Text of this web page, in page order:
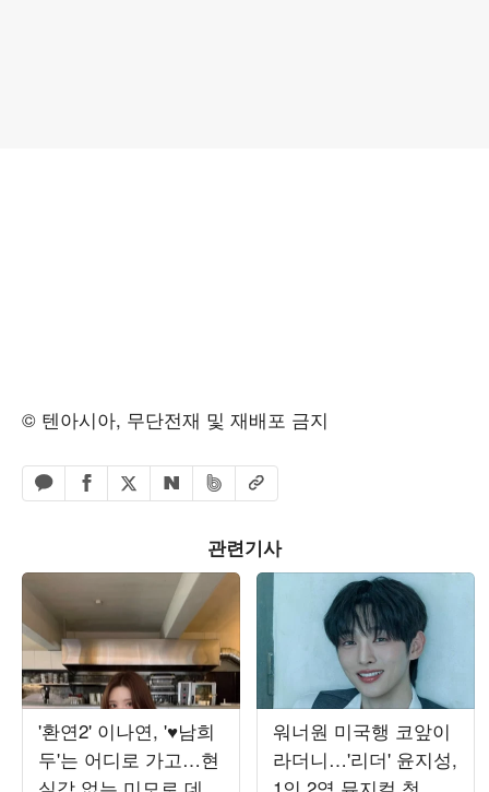
© 텐아시아, 무단전재 및 재배포 금지
카카오톡 공유하기
페이스북 공유하기
엑스 공유하기
네이버 공유하기
밴드 공유하기
URL복사
관련기사
'환연2' 이나연, '♥남희
두'는 어디로 가고…현
워너원 미국행 코앞이
라더니…'리더' 윤지성,